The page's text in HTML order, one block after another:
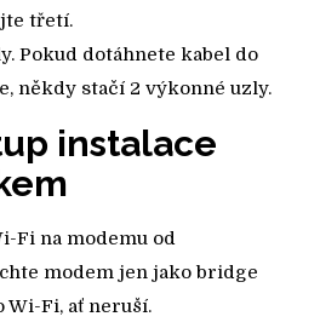
třetí.
Pokud dotáhnete kabel do
někdy stačí 2 výkonné uzly.
instalace
Fi na modemu od
modem jen jako bridge
Wi-Fi, ať neruší.